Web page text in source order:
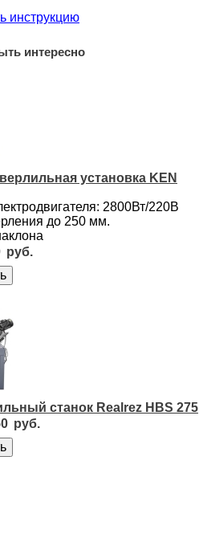
инструкцию
интересно
установка KEN
2800Вт/220В
до 250 мм.
станок Realrez HBS 275